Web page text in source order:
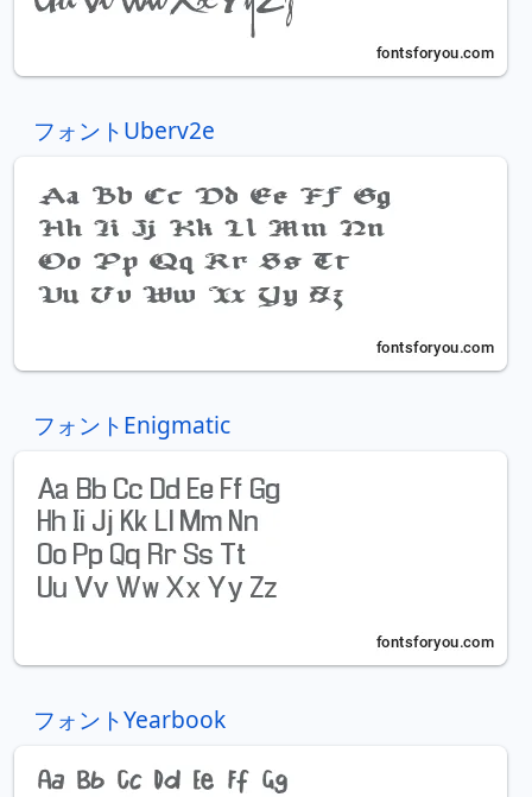
フォントUberv2e
フォントEnigmatic
フォントYearbook